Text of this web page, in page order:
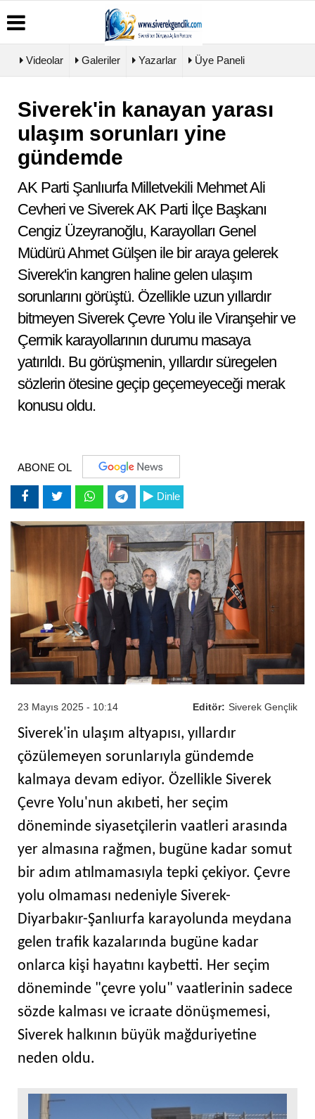
Üye
Haber
Arşivi
Haberleri
Biyografiler
Köşe
Yazarları
Video
Galeri
Künye
İlkeleri
Videolar Galeriler Yazarlar Üye Paneli
Siverek'in kanayan yarası
ulaşım sorunları yine
gündemde
AK Parti Şanlıurfa Milletvekili Mehmet Ali
Cevheri ve Siverek AK Parti İlçe Başkanı
Cengiz Üzeyranoğlu, Karayolları Genel
Müdürü Ahmet Gülşen ile bir araya gelerek
Siverek'in kangren haline gelen ulaşım
sorunlarını görüştü. Özellikle uzun yıllardır
bitmeyen Siverek Çevre Yolu ile Viranşehir ve
Çermik karayollarının durumu masaya
yatırıldı. Bu görüşmenin, yıllardır süregelen
sözlerin ötesine geçip geçemeyeceği merak
konusu oldu.
ABONE OL
Dinle
Editör: Siverek Gençlik
23 Mayıs 2025 - 10:14
Siverek'in ulaşım altyapısı, yıllardır
çözülemeyen sorunlarıyla gündemde
kalmaya devam ediyor. Özellikle Siverek
Çevre Yolu'nun akıbeti, her seçim
döneminde siyasetçilerin vaatleri arasında
yer almasına rağmen, bugüne kadar somut
bir adım atılmamasıyla tepki çekiyor. Çevre
yolu olmaması nedeniyle Siverek-
Diyarbakır-Şanlıurfa karayolunda meydana
gelen trafik kazalarında bugüne kadar
onlarca kişi hayatını kaybetti. Her seçim
döneminde "çevre yolu" vaatlerinin sadece
sözde kalması ve icraate dönüşmemesi,
Siverek halkının büyük mağduriyetine
neden oldu.